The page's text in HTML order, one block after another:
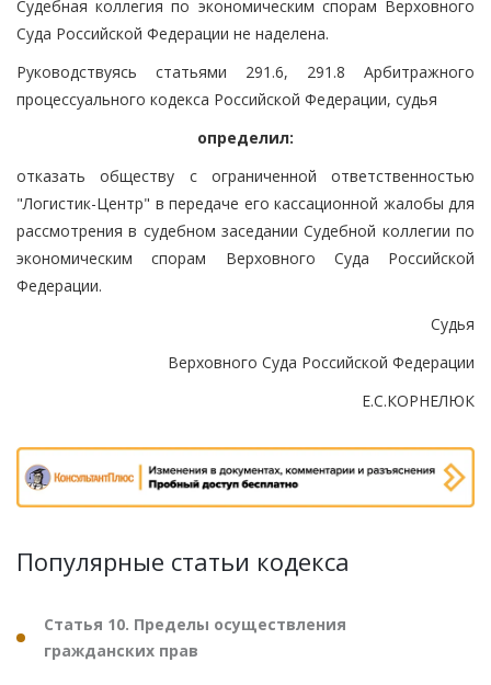
Судебная коллегия по экономическим спорам Верховного
Суда Российской Федерации не наделена.
Руководствуясь статьями 291.6, 291.8 Арбитражного
процессуального кодекса Российской Федерации, судья
определил:
отказать обществу с ограниченной ответственностью
"Логистик-Центр" в передаче его кассационной жалобы для
рассмотрения в судебном заседании Судебной коллегии по
экономическим спорам Верховного Суда Российской
Федерации.
Судья
Верховного Суда Российской Федерации
Е.С.КОРНЕЛЮК
Популярные статьи кодекса
Статья 10. Пределы осуществления
гражданских прав